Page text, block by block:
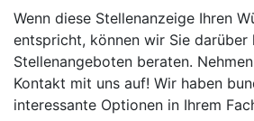
Wenn diese Stellenanzeige Ihren
entspricht, können wir Sie darüber
Stellenangeboten beraten.
Kontakt mit uns auf! Wir haben
interessante Optionen in Ihrem